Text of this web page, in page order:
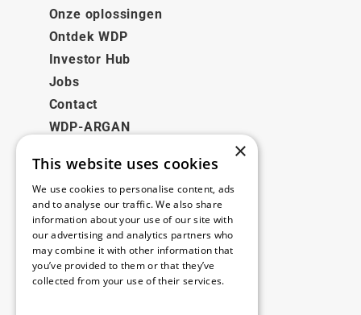
Onze oplossingen
Ontdek WDP
Investor Hub
Jobs
Contact
WDP-ARGAN
Juridisch
Disclaimer
Privacybeleid
Cookie Policy
×
This website uses cookies
We use cookies to personalise content, ads
and to analyse our traffic. We also share
information about your use of our site with
our advertising and analytics partners who
may combine it with other information that
you’ve provided to them or that they’ve
collected from your use of their services.